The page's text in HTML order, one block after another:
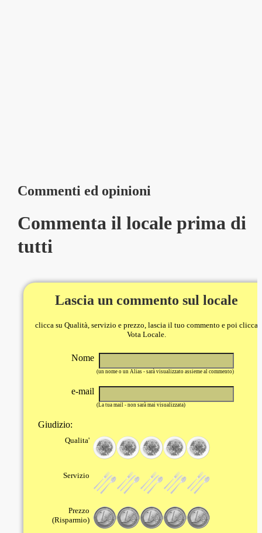
Commenti ed opinioni
Commenta il locale prima di
tutti
Lascia un commento sul locale
clicca su Qualità, servizio e prezzo, lascia il tuo commento e poi clicca
Vota Locale.
Nome
(un nome o un Alias - sarà visualizzato assieme al commento)
e-mail
(La tua mail - non sarà mai visualizzata)
Giudizio:
Qualita'
Servizio
Prezzo
(Risparmio)